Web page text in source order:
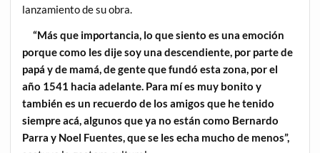
lanzamiento de su obra.
“Más que importancia, lo que siento es una emoción
porque como les dije soy una descendiente, por parte de
papá y de mamá, de gente que fundó esta zona, por el
año 1541 hacia adelante. Para mí es muy bonito y
también es un recuerdo de los amigos que he tenido
siempre acá, algunos que ya no están como Bernardo
Parra y Noel Fuentes, que se les echa mucho de menos”,